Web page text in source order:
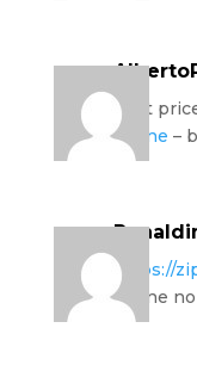
best
online –
https://
online